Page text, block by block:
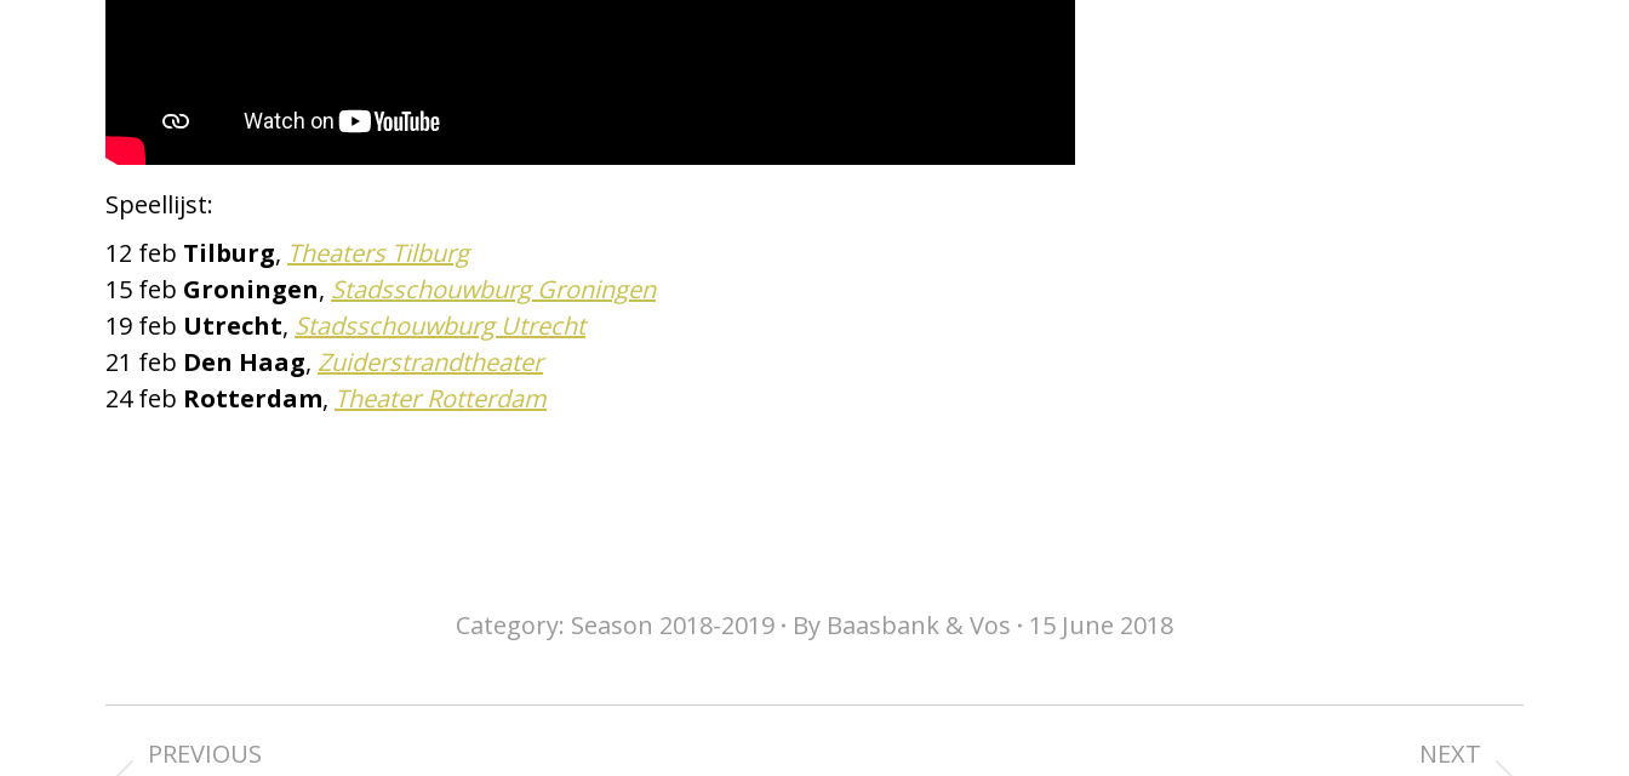
Speellijst:
12 feb Tilburg, Theaters Tilburg
15 feb Groningen, Stadsschouwburg Groningen
19 feb Utrecht, Stadsschouwburg Utrecht
21 feb Den Haag, Zuiderstrandtheater
24 feb Rotterdam, Theater Rotterdam
Category: Season 2018-2019 By Baasbank & Vos 15 June 2018
navigation
PREVIOUS
NEXT